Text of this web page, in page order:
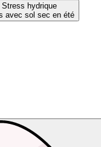
Stress hydrique
avec sol sec en été